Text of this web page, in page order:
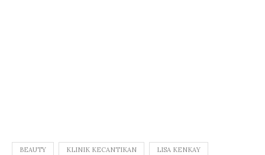
BEAUTY KLINIK KECANTIKAN LISA KENKAY